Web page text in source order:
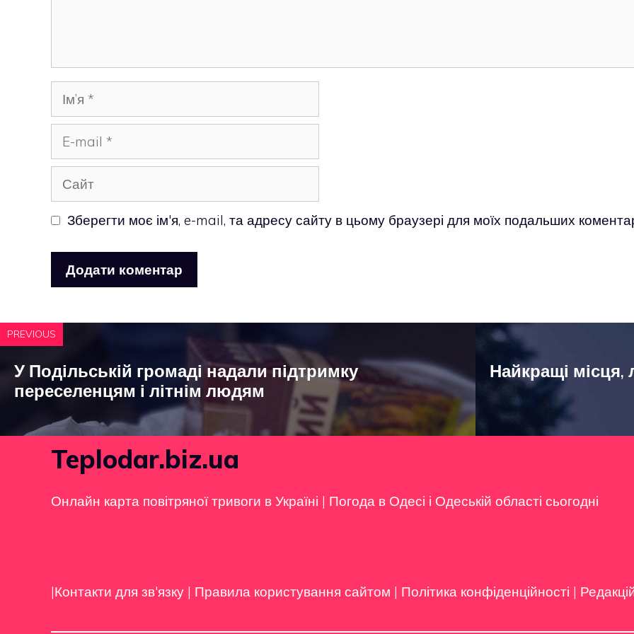
Ім’я
mail
Сайт
Зберегти моє ім'я, e-mail, та адресу сайту в цьому браузері для моїх подальших
PREVIOUS
У Подільській громаді надали підтримку
переселенцям і літнім людям
Найкращі місця,
Teplodar.biz.ua
Онлайн карта повітряної тривоги в Україні | Погода в Одесі і Одеській області сьогодні
|Контакти для зв'язку | Правила користування сайтом | Політика конфіденційності |